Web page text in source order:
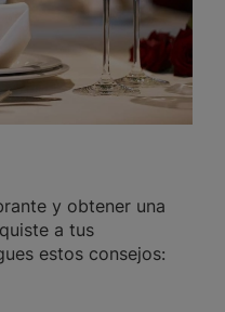
y obtener una
a tus
estos consejos: